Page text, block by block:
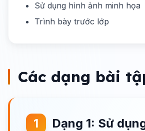
Sử dụng hình ảnh minh họa
Trình bày trước lớp
Các dạng bài
1 Dạng 1: Sử